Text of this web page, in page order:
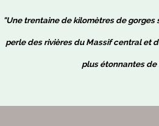
"Une trentaine de kilomètres de gorges
perle des rivières du Massif central et
plus étonnantes de